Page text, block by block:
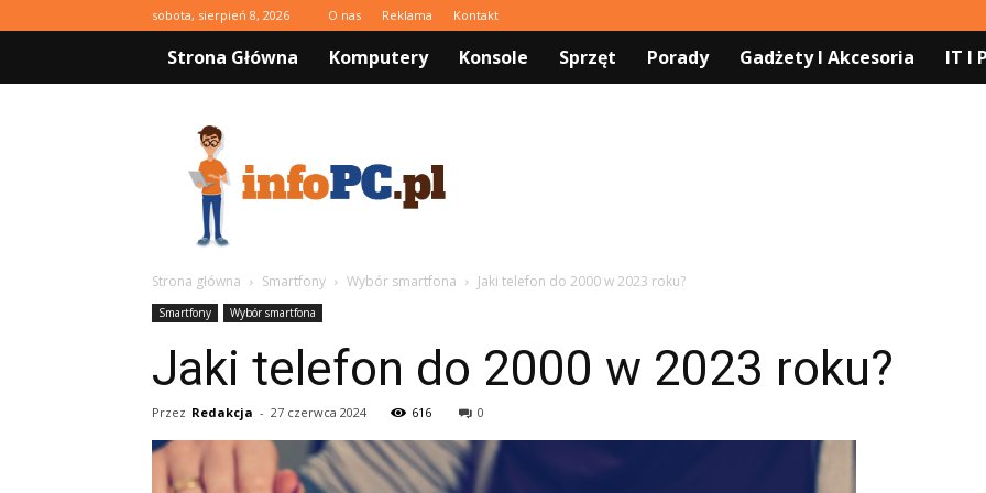
sobota, sierpień 8, 2026 O nas Reklama Kontakt
Strona Główna Komputery Konsole Sprzęt Porady Gadżety I Akcesoria IT I
infoPC.pl
Strona główna Smartfony Wybór smartfona Jaki telefon do 2000 w 2023 roku?
Smartfony Wybór smartfona
Jaki telefon do 2000 w 2023 roku?
Przez Redakcja - 27 czerwca 2024 616 0